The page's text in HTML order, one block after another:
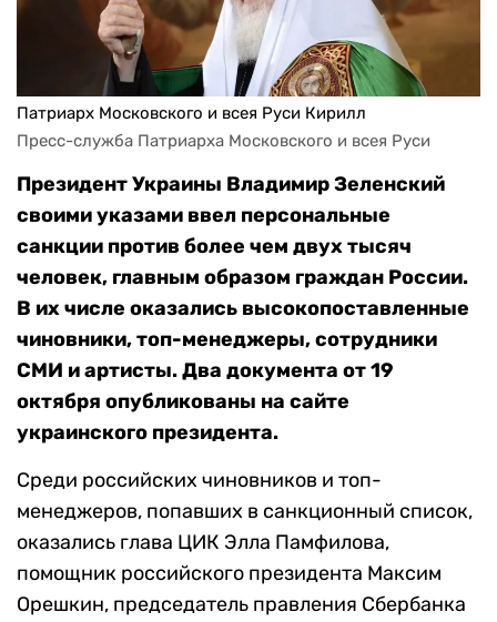
Патриарх Московского и всея Руси Кирилл
Пресс-служба Патриарха Московского и всея Руси
Президент Украины Владимир Зеленский
своими указами ввел персональные
санкции против более чем двух тысяч
человек, главным образом граждан России.
В их числе оказались высокопоставленные
чиновники, топ-менеджеры, сотрудники
СМИ и артисты. Два документа от 19
октября опубликованы на сайте
украинского президента.
Среди российских чиновников и топ-
менеджеров, попавших в санкционный список,
оказались глава ЦИК Элла Памфилова,
помощник российского президента Максим
Орешкин, председатель правления Сбербанка